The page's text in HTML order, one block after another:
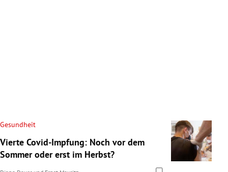
Gesundheit
Vierte Covid-Impfung: Noch vor dem
Sommer oder erst im Herbst?